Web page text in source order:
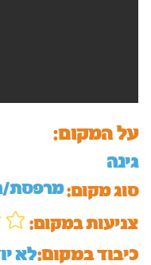
על המקום:
גינה
סוג מקום:מרפסת/
:צניעות במקום
לאכיבוד במקום: